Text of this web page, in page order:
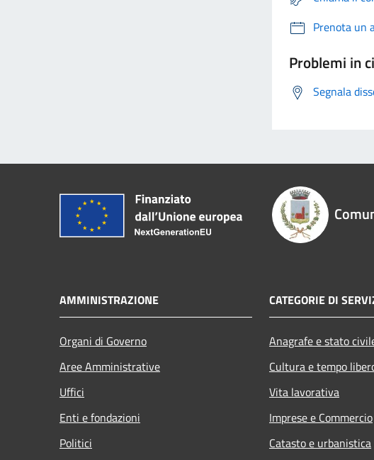
Prenota un
Problemi in
Segnala
AMMINISTRAZIONE
Organi di Governo
Aree Amministrative
Uffici
Enti e fondazioni
Politici
CATEGORIE DI
Anagrafe e stato
Cultura e tempo
Vita lavorativa
Imprese e Commercio
Catasto e urbanistica